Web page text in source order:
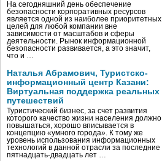
На сегодняшний день обеспечение
безопасности корпоративных ресурсов
является одной из наиболее приоритетных
целей для любой компании вне
зависимости от масштабов и сферы
деятельности. Рынок информационной
безопасности развивается, а это значит,
что и …
Наталья Абрамович, Туристско-
информационный центр Казани:
Виртуальная поддержка реальных
путешествий
Туристический бизнес, за счет развития
которого качество жизни населения должно
повышаться, хорошо вписывается в
концепцию «умного города». К тому же
уровень использования информационных
технологий в данной отрасли за последние
пятнадцать-двадцать лет …